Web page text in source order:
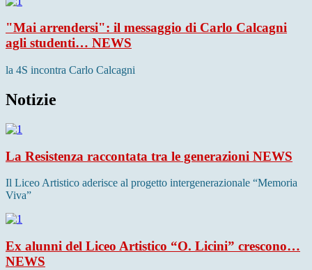
"Mai arrendersi": il messaggio di Carlo Calcagni
agli studenti… NEWS
la 4S incontra Carlo Calcagni
Notizie
La Resistenza raccontata tra le generazioni NEWS
Il Liceo Artistico aderisce al progetto intergenerazionale “Memoria
Viva”
Ex alunni del Liceo Artistico “O. Licini” crescono…
NEWS